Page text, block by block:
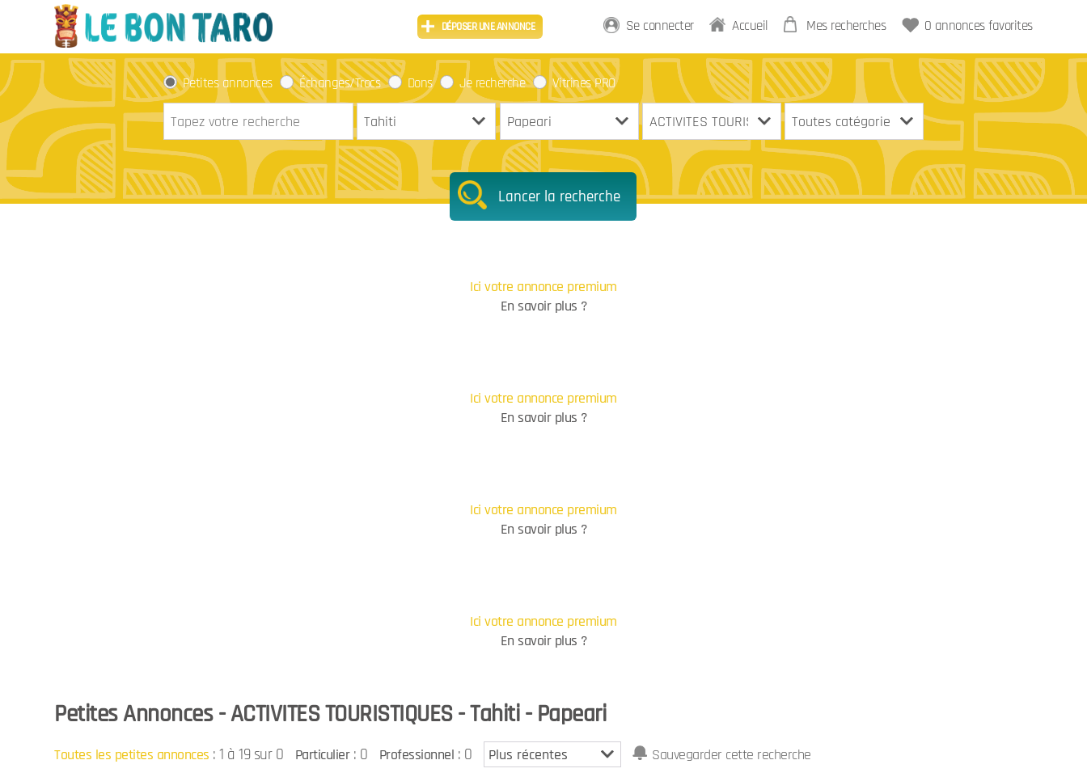
DÉPOSER UNE ANNONCE Se connecter Accueil Mes recherches 0 annonces favorites
Petites annonces Échanges/Trocs Dons Je recherche Vitrines PRO
Lancer la recherche
Ici votre annonce premium
En savoir plus ?
Ici votre annonce premium
En savoir plus ?
Ici votre annonce premium
En savoir plus ?
Ici votre annonce premium
En savoir plus ?
Petites Annonces - ACTIVITES TOURISTIQUES - Tahiti - Papeari
Toutes les petites annonces :1 à 19 sur 0 Particulier: 0 Professionnel : 0 Sauvegarder cette recherche